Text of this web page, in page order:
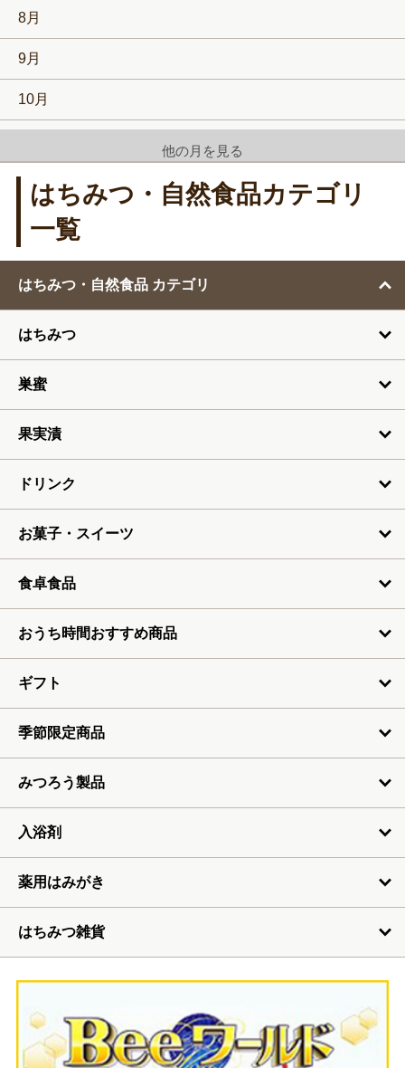
8月
9月
10月
12月
2月
4月
5月
6月
他の月を見る
はちみつ・自然食品カテゴリ
一覧
はちみつ・自然食品 カテゴリ
はちみつ
巣蜜
果実漬
ドリンク
お菓子・スイーツ
食卓食品
おうち時間おすすめ商品
ギフト
季節限定商品
みつろう製品
入浴剤
薬用はみがき
はちみつ雑貨